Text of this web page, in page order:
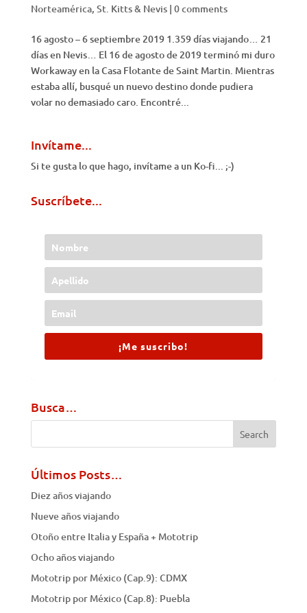
Norteamérica, St. Kitts & Nevis| 0 comments
16 agosto – 6 septiembre 2019 1.359 días viajando… 21
días en Nevis… El 16 de agosto de 2019 terminó mi duro
Workaway en la Casa Flotante de Saint Martin. Mientras
estaba allí, busqué un nuevo destino donde pudiera
volar no demasiado caro. Encontré...
Invítame...
Si te gusta lo que hago, invítame a un Ko-fi... ;-)
Suscríbete...
¡Me suscribo!
Busca…
Últimos Posts…
Diez años viajando
Nueve años viajando
Otoño entre Italia y España + Mototrip
Ocho años viajando
Mototrip por México (Cap.9): CDMX
Mototrip por México (Cap.8): Puebla